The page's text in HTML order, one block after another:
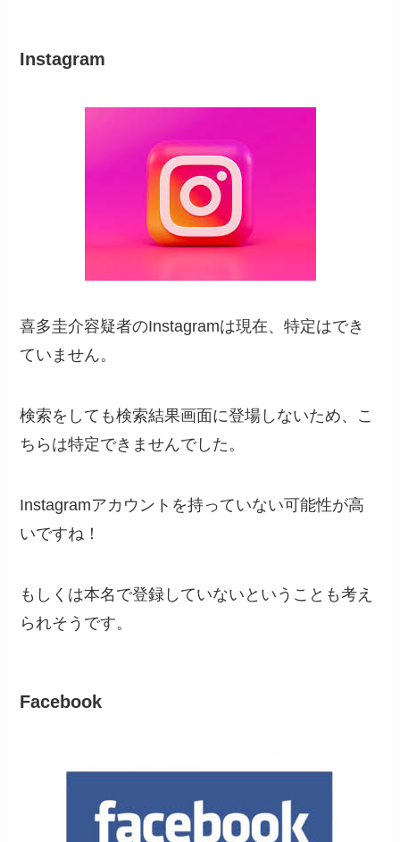
Instagram
喜多圭介容疑者のInstagramは現在、特定はでき
ていません。
検索をしても検索結果画面に登場しないため、こ
ちらは特定できませんでした。
Instagramアカウントを持っていない可能性が高
いですね！
もしくは本名で登録していないということも考え
られそうです。
Facebook